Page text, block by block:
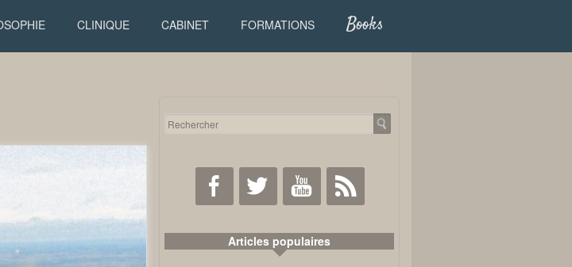
CLINIQUE CABINET FORMATIONS Books
Facebook Twitter Youtube
Articles populaires